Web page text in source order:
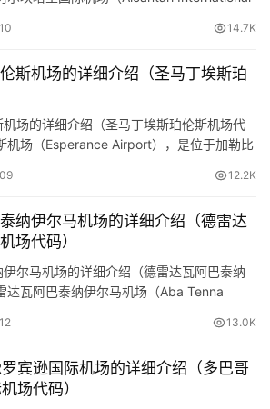
玻利维亚的宪法首都，拥有丰富的历史和
14.7K
斯机场的详细介绍（圣马丁埃斯珀
场的详细介绍（圣马丁埃斯珀伦斯机场代
机场（Esperance Airport），是位于加勒比
息： 位置：机场位于法属圣马丁的北部，
位于法属部分。 机…
12.2K
纳伊尔马机场的详细介绍（德雷达
场代码）
尔马机场的详细介绍（德雷达瓦阿巴泰纳
达瓦阿巴泰纳伊尔马机场（Aba Tenna
俄比亚东部德雷达瓦市的主要机场之一。以
13.0K
宾逊国际机场的详细介绍（多巴哥
场代码）